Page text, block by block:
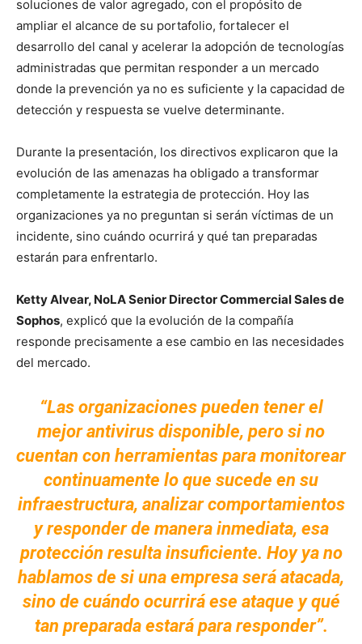
soluciones de valor agregado, con el propósito de
ampliar el alcance de su portafolio, fortalecer el
desarrollo del canal y acelerar la adopción de tecnologías
administradas que permitan responder a un mercado
donde la prevención ya no es suficiente y la capacidad de
detección y respuesta se vuelve determinante.
Durante la presentación, los directivos explicaron que la
evolución de las amenazas ha obligado a transformar
completamente la estrategia de protección. Hoy las
organizaciones ya no preguntan si serán víctimas de un
incidente, sino cuándo ocurrirá y qué tan preparadas
estarán para enfrentarlo.
Ketty Alvear, NoLA Senior Director Commercial Sales de
Sophos, explicó que la evolución de la compañía
responde precisamente a ese cambio en las necesidades
del mercado.
“Las organizaciones pueden tener el
mejor antivirus disponible, pero si no
cuentan con herramientas para monitorear
continuamente lo que sucede en su
infraestructura, analizar comportamientos
y responder de manera inmediata, esa
protección resulta insuficiente. Hoy ya no
hablamos de si una empresa será atacada,
sino de cuándo ocurrirá ese ataque y qué
tan preparada estará para responder”.